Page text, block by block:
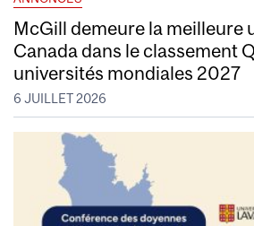
McGill demeure la meilleure
Canada dans le classement
universités mondiales 2027
6 JUILLET 2026